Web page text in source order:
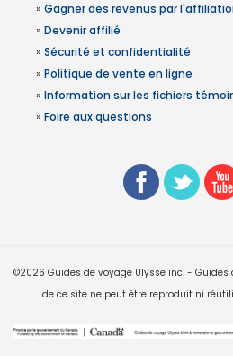
» Gagner des revenus par
» Devenir affilié
» Sécurité et confidentialité
» Politique de vente en ligne
» Information sur les fichiers
» Foire aux questions
©2026 Guides de voyage Ulysse inc. - Guides
de ce site ne peut être reproduit ni